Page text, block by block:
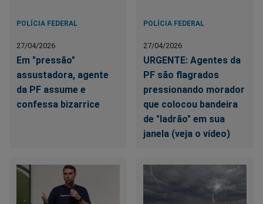
POLÍCIA FEDERAL
27/04/2026
Em "pressão"
assustadora, agente
da PF assume e
confessa bizarrice
POLÍCIA FEDERAL
27/04/2026
URGENTE: Agentes da
PF são flagrados
pressionando morador
que colocou bandeira
de "ladrão" em sua
janela (veja o vídeo)